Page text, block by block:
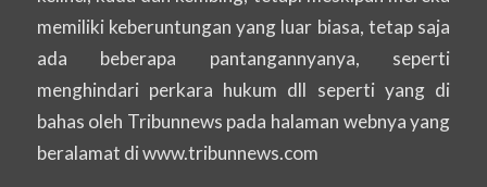
memiliki keberuntungan yang luar biasa, tetap saja
ada beberapa pantangannyanya, seperti
menghindari perkara hukum dll seperti yang di
bahas oleh Tribunnews pada halaman webnya yang
beralamat di www.tribunnews.com